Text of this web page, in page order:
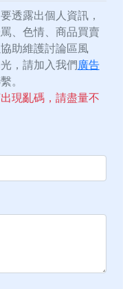
透露出個人資訊，
、色情、商品買賣
助維護討論區風
，請加入我們廣告
。
現亂碼，請盡量不